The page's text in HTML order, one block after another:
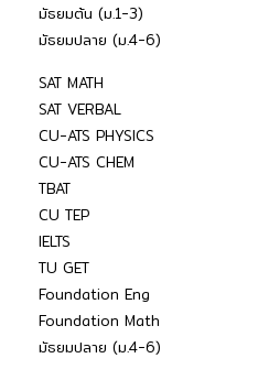
มัธยมต้น (ม.1-3)
มัธยมปลาย (ม.4-6)
SAT MATH
SAT VERBAL
CU-ATS PHYSICS
CU-ATS CHEM
TBAT
CU TEP
IELTS
TU GET
Foundation Eng
Foundation Math
มัธยมปลาย (ม.4-6)